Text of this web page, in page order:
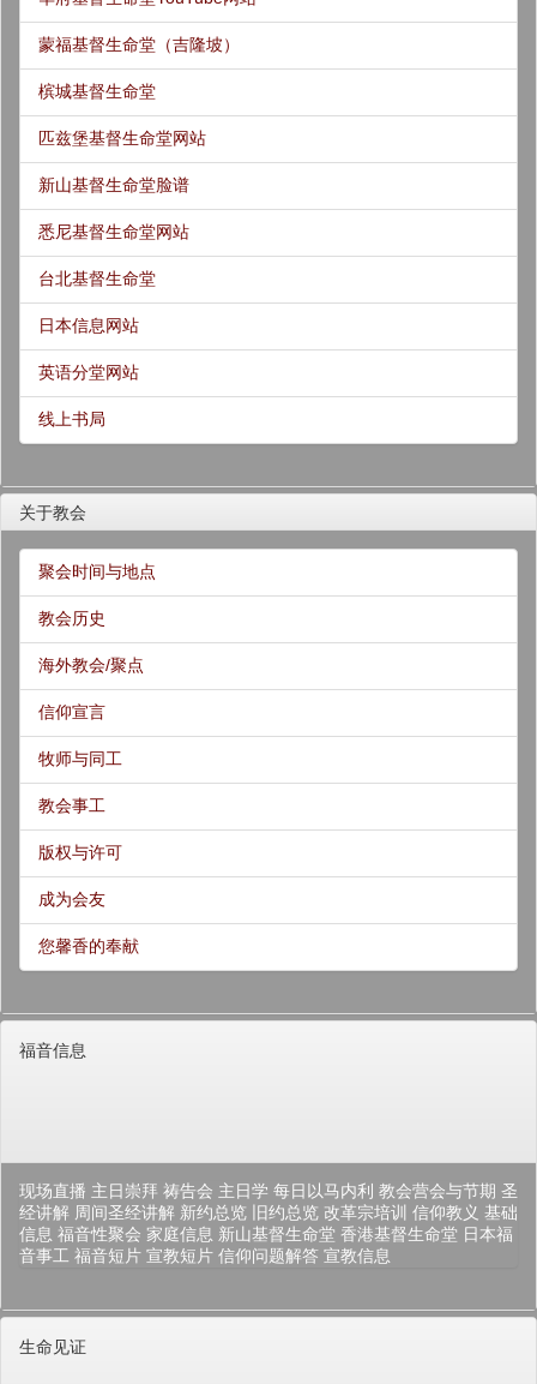
蒙福基督生命堂（吉隆坡）
槟城基督生命堂
匹兹堡基督生命堂网站
新山基督生命堂脸谱
悉尼基督生命堂网站
台北基督生命堂
日本信息网站
英语分堂网站
线上书局
关于教会
聚会时间与地点
教会历史
海外教会/聚点
信仰宣言
牧师与同工
教会事工
版权与许可
成为会友
您馨香的奉献
福音信息
现场直播 主日崇拜 祷告会 主日学 每日以马内利 教会营会与节期 圣
经讲解 周间圣经讲解 新约总览 旧约总览 改革宗培训 信仰教义 基础
信息 福音性聚会 家庭信息 新山基督生命堂 香港基督生命堂 日本福
音事工 福音短片 宣教短片 信仰问题解答 宣教信息
生命见证